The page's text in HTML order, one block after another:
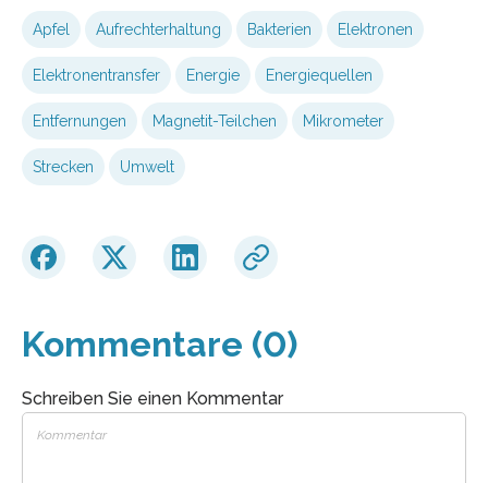
Apfel Aufrechterhaltung Bakterien Elektronen
Elektronentransfer Energie Energiequellen
Entfernungen Magnetit-Teilchen Mikrometer
Strecken Umwelt
Kommentare (0)
Schreiben Sie einen Kommentar